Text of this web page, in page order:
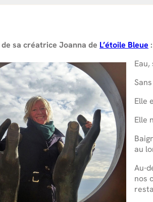
de sa créatrice Joanna de L’étoile Bleue :
Elle
Elle
au
Au-
nos